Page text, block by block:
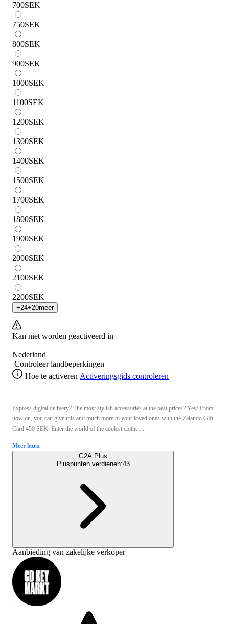
700SEK
750SEK
800SEK
900SEK
1000SEK
1100SEK
1200SEK
1300SEK
1400SEK
1500SEK
1700SEK
1800SEK
1900SEK
2000SEK
2100SEK
2200SEK
+24+20meer
Kan niet worden geactiveerd in
Nederland
Controleer landbeperkingen
Hoe te activeren Activeringsgids controleren
Express digital delivery? The most stylish accessories at the best prices? Yes! From
now on, you can give this and much more to your loved ones with the Zalando Gift
Card 450 SEK. Enter the world of the coolest clothe ...
Meer lezen
G2A Plus
Pluspunten verdienen:43
Aanbieding van zakelijke verkoper